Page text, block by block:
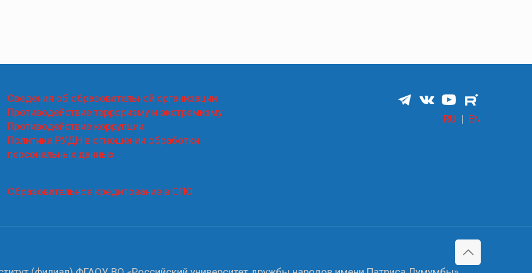
Сведения об образовательной организации
Противодействие терроризму и экстремизму
Противодействие коррупции
Политика РУДН в отношении обработки
персональных данных
Образовательное кредитование в СПО
RU | EN